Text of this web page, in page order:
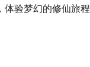
体验梦幻的修仙旅程